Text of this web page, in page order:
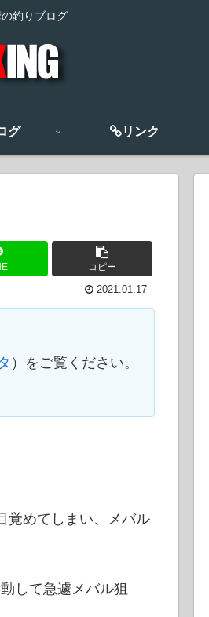
釣りブログ
グ リンク
コピー
2021.01.17
）をご覧ください。
覚めてしまい、メバル
して急遽メバル狙